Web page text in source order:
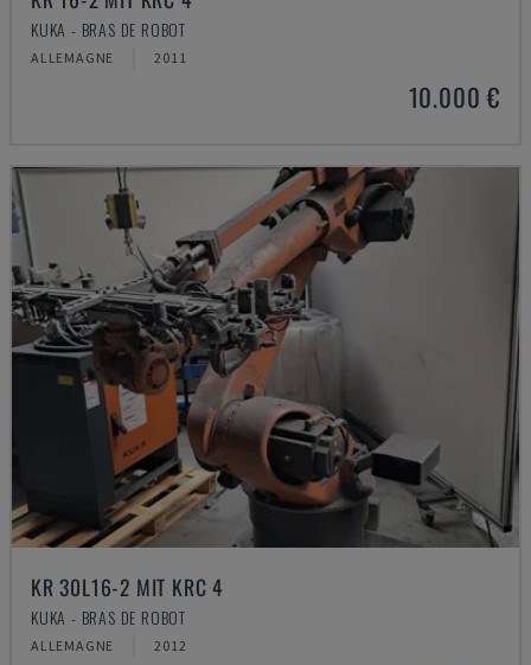
KUKA - BRAS DE ROBOT
ALLEMAGNE 2011
10.000 €
KR 30L16-2 MIT KRC 4
KUKA - BRAS DE ROBOT
ALLEMAGNE 2012